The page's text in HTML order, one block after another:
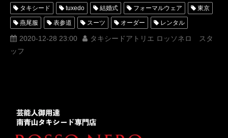
タキシード tuxedo 結婚式 フォーマルウェア 東京
燕尾服 表参道 スーツ オーダー レンタル
オーダータキシード レンタルタキシード パーティー
ロッソネロ
レンタルタキシード東京
ROSSONERO タキシードちゃんねる
2020-12-28 23:00
タキシードアトリエ ロッソネロ スタ
ッフ